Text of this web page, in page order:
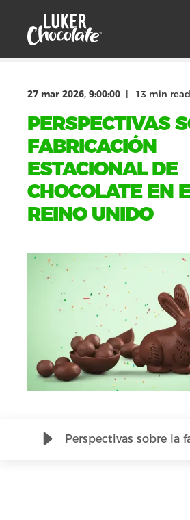
27 mar 2026, 9:00:00 13 min read
PERSPECTIVAS
FABRICACIÓN
ESTACIONAL DE
CHOCOLATE EN
REINO UNIDO